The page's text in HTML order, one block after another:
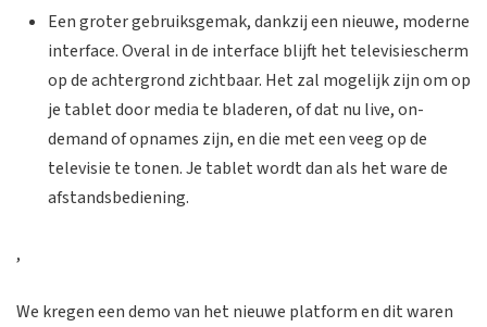
Een groter gebruiksgemak, dankzij een nieuwe, moderne
interface. Overal in de interface blijft het televisiescherm
op de achtergrond zichtbaar. Het zal mogelijk zijn om op
je tablet door media te bladeren, of dat nu live, on-
demand of opnames zijn, en die met een veeg op de
televisie te tonen. Je tablet wordt dan als het ware de
afstandsbediening.
,
We kregen een demo van het nieuwe platform en dit waren